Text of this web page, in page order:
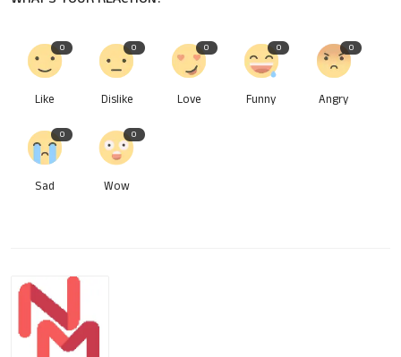
0
Like
0
Dislike
0
Love
0
Funny
0
Angry
0
Sad
0
Wow